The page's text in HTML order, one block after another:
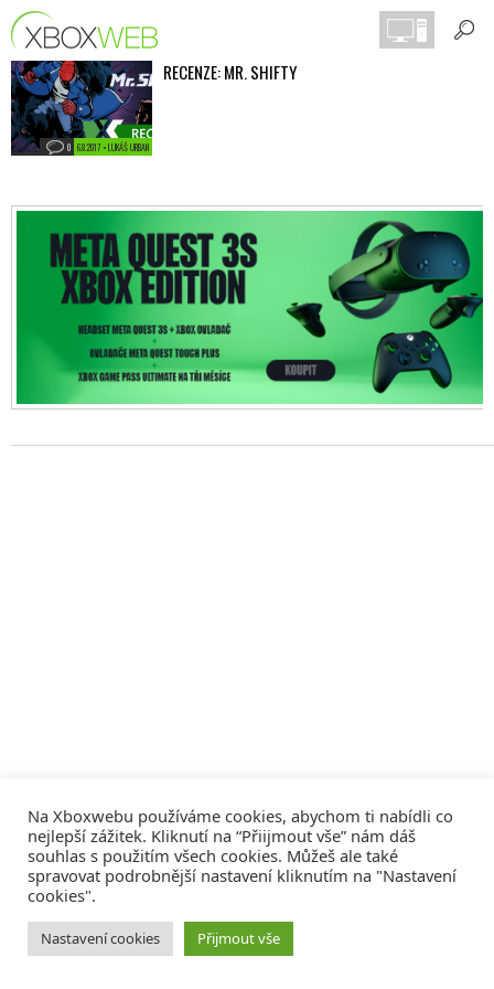
6.8.2017 • LUKÁŠ URBAN
0
RECENZE: MR. SHIFTY
Tvorba webů a sociální služby
Reklama – Inzerce –
Na Xboxwebu používáme cookies, abychom ti nabídli co
nejlepší zážitek. Kliknutí na “Přiijmout vše” nám dáš
souhlas s použitím všech cookies. Můžeš ale také
spravovat podrobnější nastavení kliknutím na "Nastavení
cookies".
Nastavení cookies Přijmout vše